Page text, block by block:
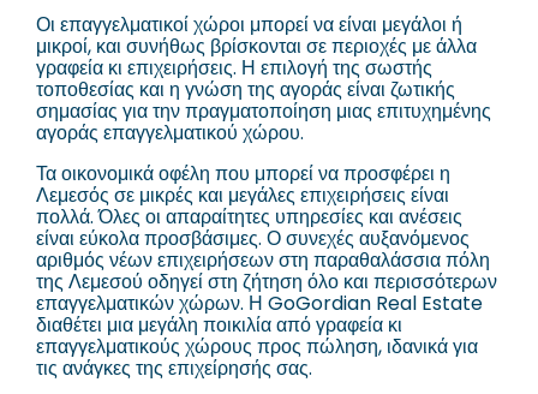
Οι επαγγελματικοί χώροι μπορεί να είναι μεγάλοι ή
μικροί, και συνήθως βρίσκονται σε περιοχές με άλλα
γραφεία κι επιχειρήσεις. Η επιλογή της σωστής
τοποθεσίας και η γνώση της αγοράς είναι ζωτικής
σημασίας για την πραγματοποίηση μιας επιτυχημένης
αγοράς επαγγελματικού χώρου.
Τα οικονομικά οφέλη που μπορεί να προσφέρει η
Λεμεσός σε μικρές και μεγάλες επιχειρήσεις είναι
πολλά. Όλες οι απαραίτητες υπηρεσίες και ανέσεις
είναι εύκολα προσβάσιμες. Ο συνεχές αυξανόμενος
αριθμός νέων επιχειρήσεων στη παραθαλάσσια πόλη
της Λεμεσού οδηγεί στη ζήτηση όλο και περισσότερων
επαγγελματικών χώρων. Η GoGordian Real Estate
διαθέτει μια μεγάλη ποικιλία από γραφεία κι
επαγγελματικούς χώρους προς πώληση, ιδανικά για
τις ανάγκες της επιχείρησής σας.